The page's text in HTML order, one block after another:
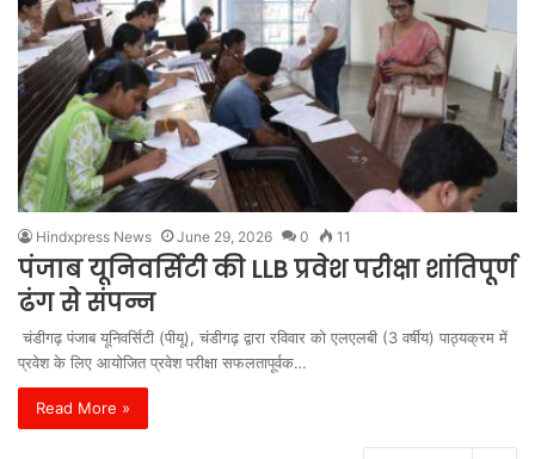
Hindxpress News June 29, 2026 0 11
पंजाब यूनिवर्सिटी की LLB प्रवेश परीक्षा शांतिपूर्ण
ढंग से संपन्न
चंडीगढ़ पंजाब यूनिवर्सिटी (पीयू), चंडीगढ़ द्वारा रविवार को एलएलबी (3 वर्षीय) पाठ्यक्रम में
प्रवेश के लिए आयोजित प्रवेश परीक्षा सफलतापूर्वक…
Read More »